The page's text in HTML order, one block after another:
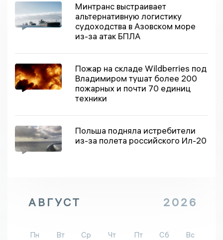
Минтранс выстраивает
альтернативную логистику
судоходства в Азовском море
из-за атак БПЛА
Пожар на складе Wildberries под
Владимиром тушат более 200
пожарных и почти 70 единиц
техники
Польша подняла истребители
из-за полета российского Ил-20
АВГУСТ 2026
Пн Вт Ср Чт Пт Сб
Вс